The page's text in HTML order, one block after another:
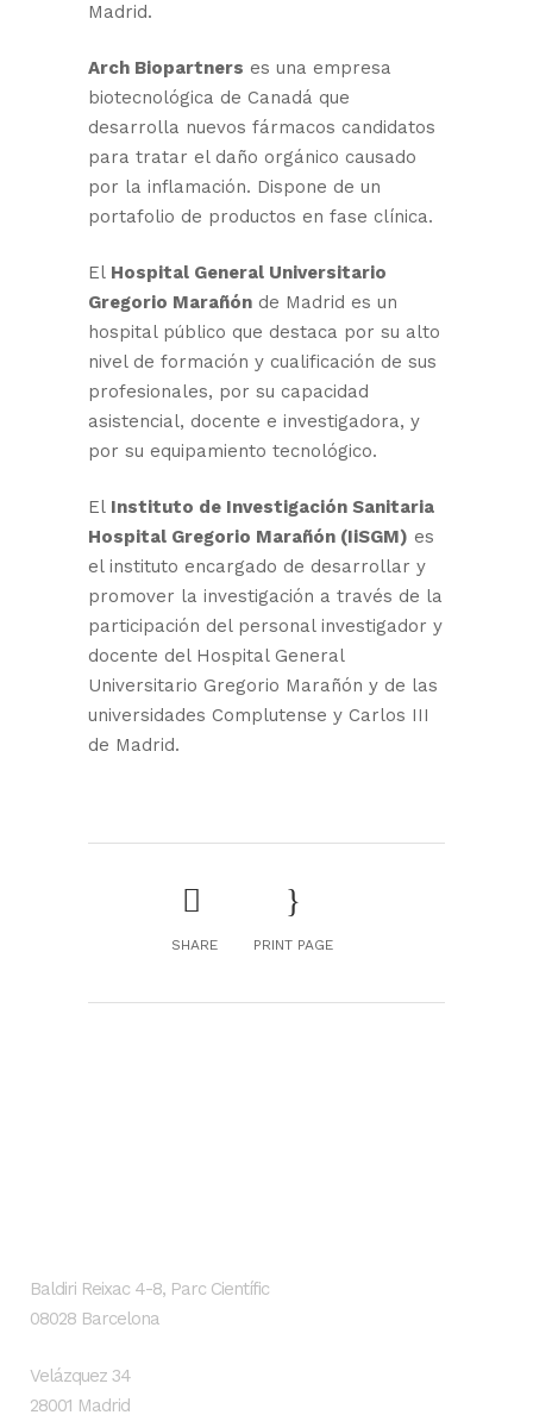
Madrid.
Arch Biopartners es una empresa
biotecnológica de Canadá que
desarrolla nuevos fármacos candidatos
para tratar el daño orgánico causado
por la inflamación. Dispone de un
portafolio de productos en fase clínica.
El Hospital General Universitario
Gregorio Marañón de Madrid es un
hospital público que destaca por su alto
nivel de formación y cualificación de sus
profesionales, por su capacidad
asistencial, docente e investigadora, y
por su equipamiento tecnológico.
El Instituto de Investigación Sanitaria
Hospital Gregorio Marañón (IiSGM) es
el instituto encargado de desarrollar y
promover la investigación a través de la
participación del personal investigador y
docente del Hospital General
Universitario Gregorio Marañón y de las
universidades Complutense y Carlos III
de Madrid.
SHARE PRINT PAGE
Baldiri Reixac 4-8, Parc Científic
08028 Barcelona
Velázquez 34
28001 Madrid